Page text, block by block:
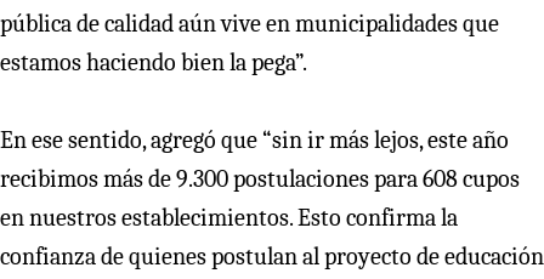
pública de calidad aún vive en municipalidades que
estamos haciendo bien la pega”.
En ese sentido, agregó que “sin ir más lejos, este año
recibimos más de 9.300 postulaciones para 608 cupos
en nuestros establecimientos. Esto confirma la
confianza de quienes postulan al proyecto de educación